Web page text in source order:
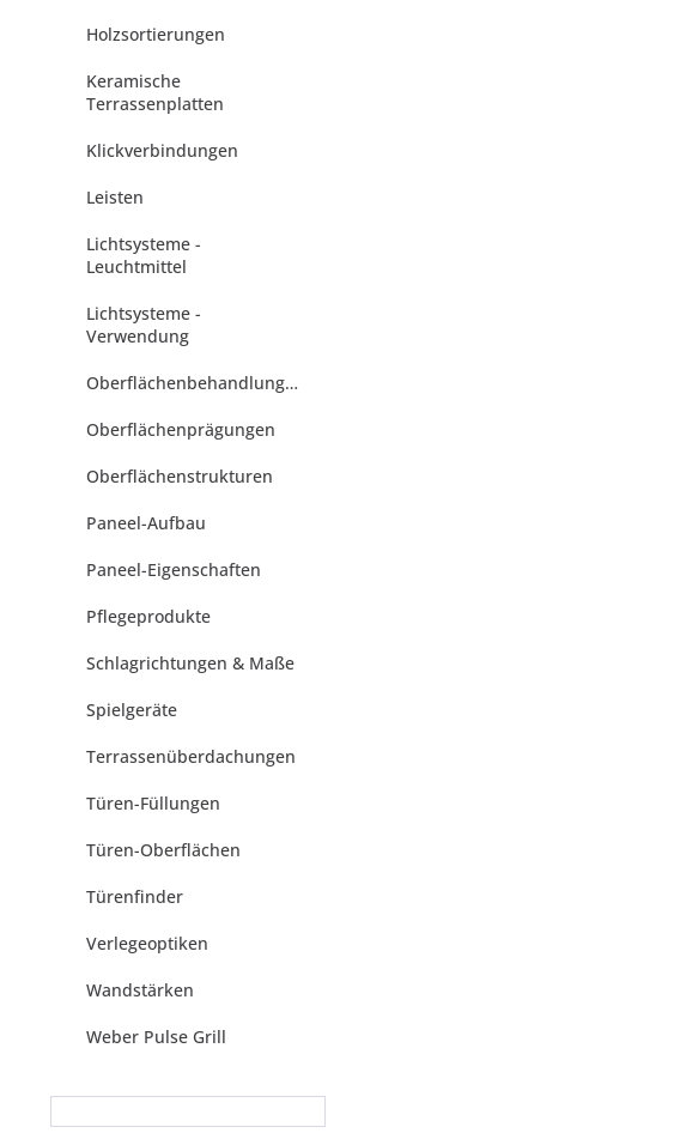
Holzsortierungen
Keramische
Terrassenplatten
Klickverbindungen
Leisten
Lichtsysteme -
Leuchtmittel
Lichtsysteme -
Verwendung
Oberflächenbehandlungen
Oberflächenprägungen
Oberflächenstrukturen
Paneel-Aufbau
Paneel-Eigenschaften
Pflegeprodukte
Schlagrichtungen & Maße
Spielgeräte
Terrassenüberdachungen
Türen-Füllungen
Türen-Oberflächen
Türenfinder
Verlegeoptiken
Wandstärken
Weber Pulse Grill